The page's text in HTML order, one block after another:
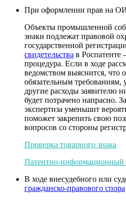
При оформлении прав на
Объекты промышленной
знаки подлежат правовой
государственной
свидетельства в Роспатенте
процедура. Если в ходе
ведомством выяснится, что
обязательным
другие расходы заявителю
будет потрачено напрасно.
экспертиза уменьшит
поможет закрепить свою
вопросов со стороны
Проверка товарного знака
Патентно-информационный
В ходе внесудебного или
гражданско-правового спора